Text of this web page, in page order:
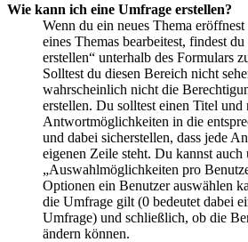
Wie kann ich eine Umfrage erstellen?
Wenn du ein neues Thema
eines Themas bearbeitest, findest
erstellen“ unterhalb des Formulars
Solltest du diesen Bereich nicht
wahrscheinlich nicht die
erstellen. Du solltest einen Titel und
Antwortmöglichkeiten in die
und dabei sicherstellen, dass jede
eigenen Zeile steht. Du kannst auch
„Auswahlmöglichkeiten pro
Optionen ein Benutzer auswählen
die Umfrage gilt (0 bedeutet dabei
Umfrage) und schließlich, ob die
ändern können.